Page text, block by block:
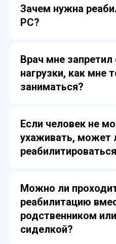
Зачем нужна
РС?
Врач мне запретил
нагрузки, как мне
заниматься?
Если человек не
ухаживать, может
Можно ли
реабилитацию
родственником
сиделкой?